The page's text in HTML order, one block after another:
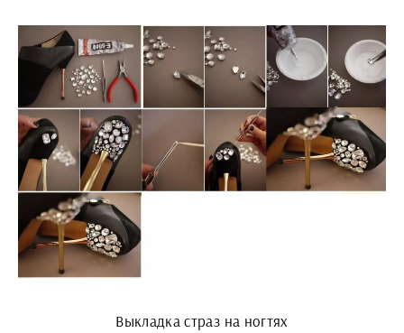
Выкладка страз на ногтях